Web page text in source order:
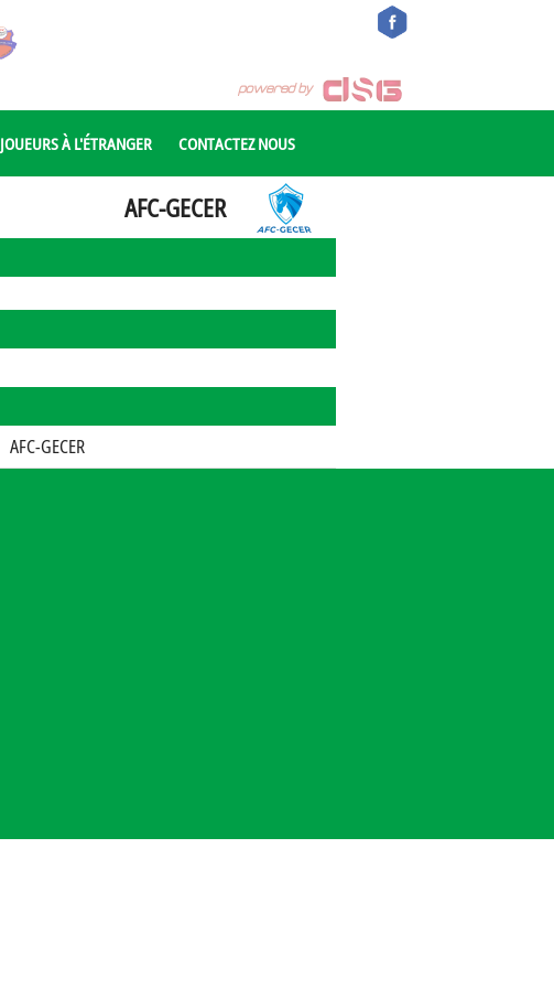
JOUEURS À L'ÉTRANGER CONTACTEZ NOUS
AFC-GECER
AFC-GECER